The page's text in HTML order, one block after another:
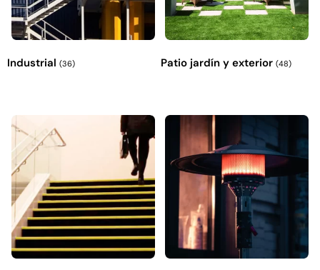
Industrial (36) Patio jardín y exterior (48)